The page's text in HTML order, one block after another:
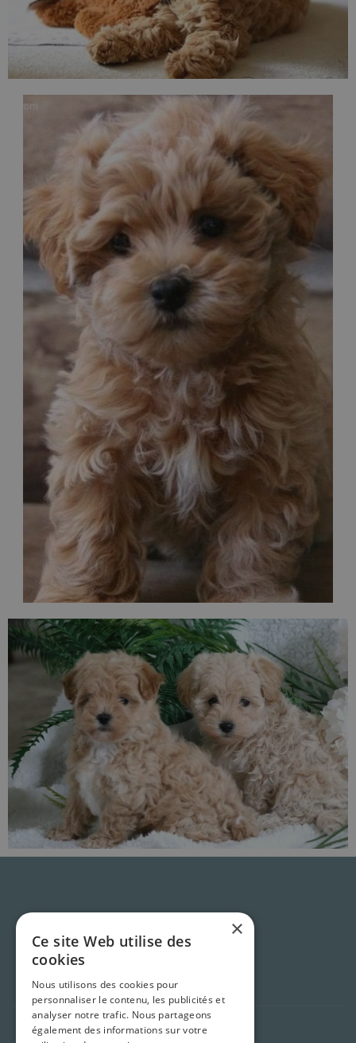
Monchiot
Heures d'ouverture
×
Ce site Web utilise des
cookies
Nous utilisons des cookies pour
personnaliser le contenu, les publicités et
analyser notre trafic. Nous partageons
également des informations sur votre